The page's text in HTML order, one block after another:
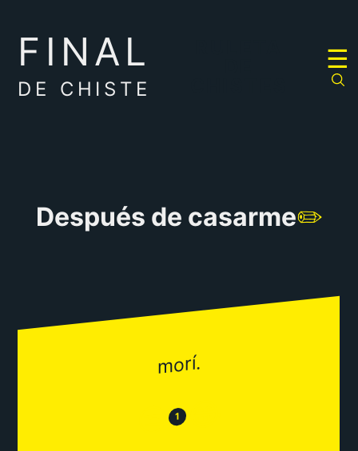
FINAL
DE CHISTE
☰
Después de casarme✏️
morí.
😒 1 😂